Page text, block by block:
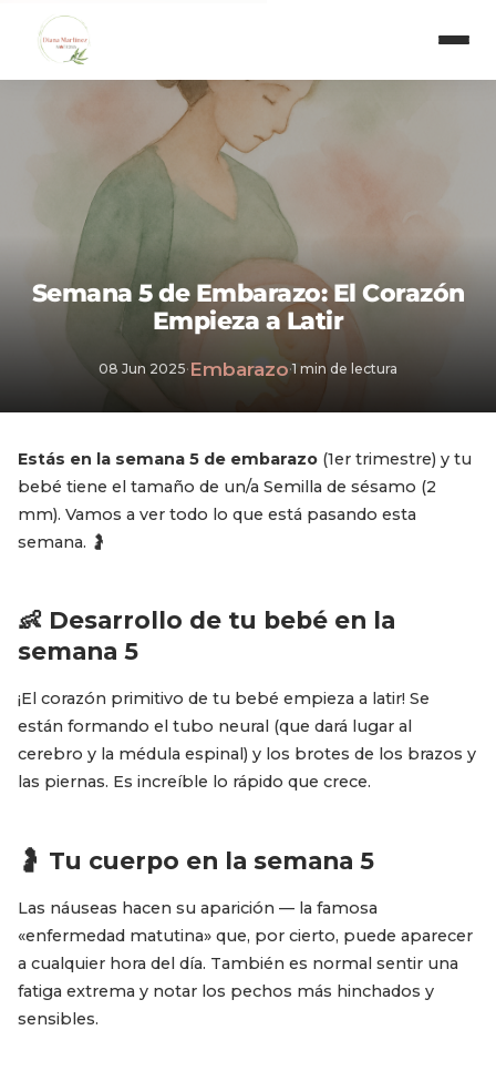
Semana 5 de Embarazo: El Corazón
Empieza a Latir
08 Jun 2025· Embarazo·1 min de lectura
Estás en la semana 5 de embarazo (1er trimestre) y tu
bebé tiene el tamaño de un/a Semilla de sésamo (2
mm). Vamos a ver todo lo que está pasando esta
semana. 🤰
👶 Desarrollo de tu bebé en la
semana 5
¡El corazón primitivo de tu bebé empieza a latir! Se
están formando el tubo neural (que dará lugar al
cerebro y la médula espinal) y los brotes de los brazos y
las piernas. Es increíble lo rápido que crece.
🤰 Tu cuerpo en la semana 5
Las náuseas hacen su aparición — la famosa
«enfermedad matutina» que, por cierto, puede aparecer
a cualquier hora del día. También es normal sentir una
fatiga extrema y notar los pechos más hinchados y
sensibles.